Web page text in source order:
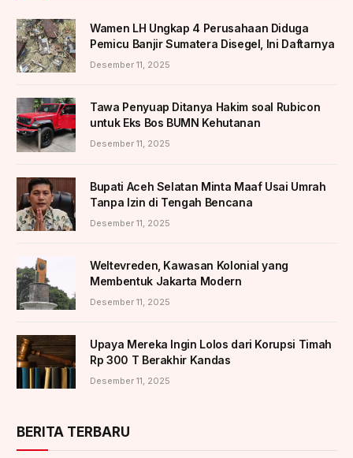
Wamen LH Ungkap 4 Perusahaan Diduga
Pemicu Banjir Sumatera Disegel, Ini Daftarnya
Desember 11, 2025
Tawa Penyuap Ditanya Hakim soal Rubicon
untuk Eks Bos BUMN Kehutanan
Desember 11, 2025
Bupati Aceh Selatan Minta Maaf Usai Umrah
Tanpa Izin di Tengah Bencana
Desember 11, 2025
Weltevreden, Kawasan Kolonial yang
Membentuk Jakarta Modern
Desember 11, 2025
Upaya Mereka Ingin Lolos dari Korupsi Timah
Rp 300 T Berakhir Kandas
Desember 11, 2025
BERITA TERBARU